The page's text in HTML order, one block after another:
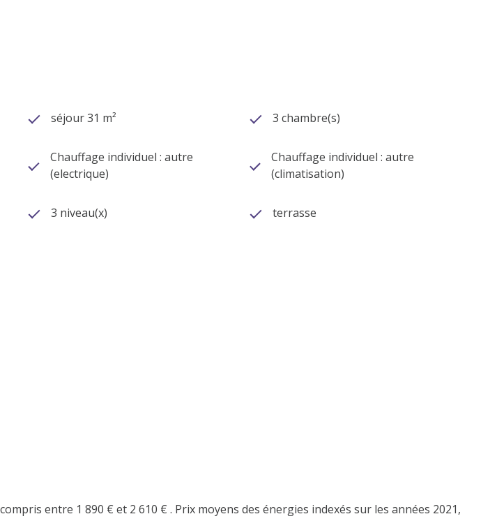
séjour 31 m² 3 chambre(s)
Chauffage individuel : autre
(electrique)
Chauffage individuel : autre
(climatisation)
3 niveau(x) terrasse
entre 1 890 € et 2 610 € . Prix moyens des énergies indexés sur les années 2021,